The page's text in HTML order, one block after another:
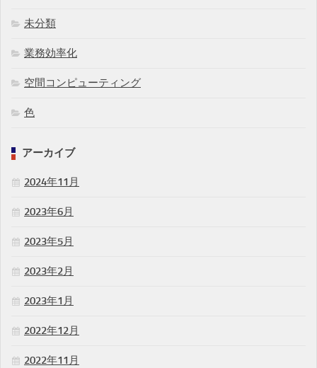
未分類
業務効率化
空間コンピューティング
色
アーカイブ
2024年11月
2023年6月
2023年5月
2023年2月
2023年1月
2022年12月
2022年11月